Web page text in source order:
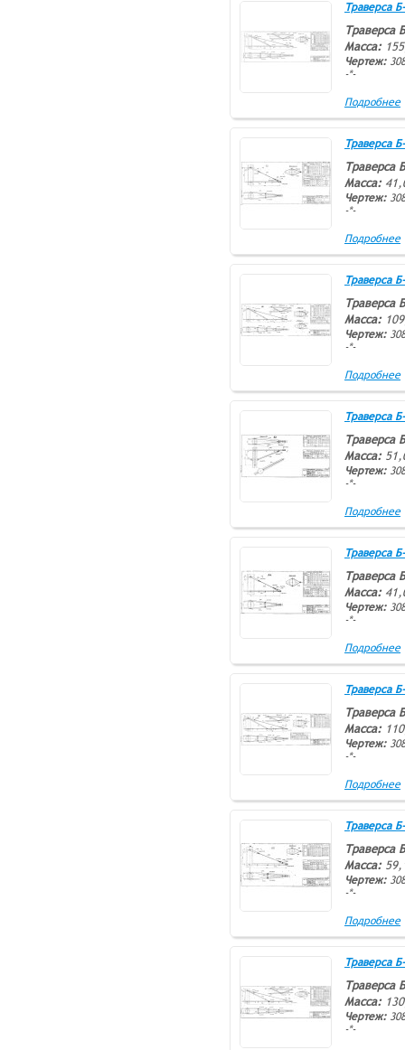
Траверса
Траверса
Масса:
Чертеж:
-*-
Подробнее
Траверса
Траверса
Масса:
Чертеж:
-*-
Подробнее
Траверса
Траверса
Масса:
Чертеж:
-*-
Подробнее
Траверса
Траверса
Масса:
Чертеж:
-*-
Подробнее
Траверса
Траверса
Масса:
Чертеж:
-*-
Подробнее
Траверса
Траверса
Масса:
Чертеж:
-*-
Подробнее
Траверса
Траверса
Масса:
Чертеж:
-*-
Подробнее
Траверса
Траверса
Масса:
Чертеж:
-*-